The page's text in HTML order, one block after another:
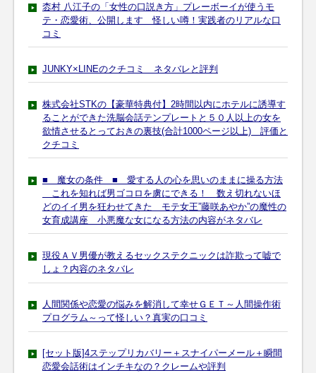
枩村 八江子の「女性の口説き方」プレーボーイが使うモ
テ・恋愛術、公開します 怪しい噂！実践者のリアルな口
コミ
JUNKY×LINEのクチコミ ネタバレと評判
株式会社STKの【豪華特典付】2時間以内にホテルに誘導す
ることができた洗脳会話テンプレートと５０人以上の女を
欲情させるとっておきの裏技(合計1000ページ以上) 評価と
クチコミ
■ 魔女の条件 ■ 愛する人の心を思いのままに操る方法
これを知れば男ゴコロを虜にできる！ 数え切れないほ
どのイイ男を狂わせてきた モテ女王”藤咲あやか”の魔性の
女育成講座 小悪魔な女になる方法の内容がネタバレ
現役ＡＶ男優が教えるセックステクニックは詐欺って嘘で
しょ？内容のネタバレ
人間関係や恋愛の悩みを解消して幸せＧＥＴ～人間操作術
プログラム～って怪しい？真実の口コミ
[セット版]4ステップリカバリー＋スナイパーメール＋瞬間
恋愛会話術はインチキなの？クレームや評判